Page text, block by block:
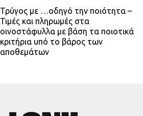
Τρύγος με …οδηγό την ποιότητα –
Τιμές και πληρωμές στα
οινοστάφυλλα με βάση τα ποιοτικά
κριτήρια υπό το βάρος των
αποθεμάτων